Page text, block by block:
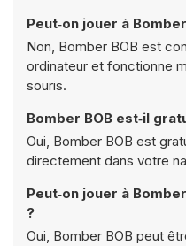
Peut‑on jouer à
Non, Bomber BOB est
ordinateur et fonctionne
souris.
Bomber BOB est‑il
Oui, Bomber BOB est
directement dans votre
Peut‑on jouer à
?
Oui, Bomber BOB peut